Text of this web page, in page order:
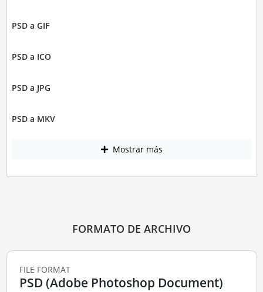
PSD a GIF
PSD a ICO
PSD a JPG
PSD a MKV
Mostrar más
FORMATO DE ARCHIVO
FILE FORMAT
PSD (Adobe Photoshop Document)